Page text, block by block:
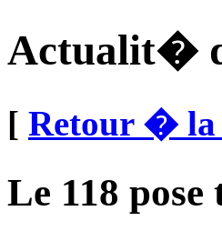
Actualit�
[ Retour �
Le 118